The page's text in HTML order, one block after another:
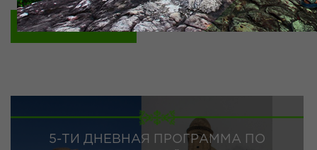
Заказать тур
5-ТИ ДНЕВНАЯ ПРОГРАММА ПО